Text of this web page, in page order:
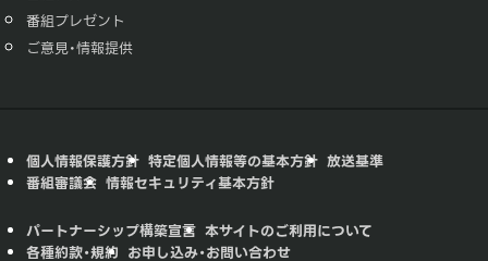
番組プレゼント
ご意見・情報提供
個人情報保護方針 特定個人情報等の基本方針 放送基準
番組審議会 情報セキュリティ基本方針
パートナーシップ構築宣言 本サイトのご利用について
各種約款・規約 お申し込み・お問い合わせ